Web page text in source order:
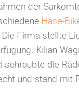
der
Hase-
Firma stellte
Kilian
schraubte die
und stand mit